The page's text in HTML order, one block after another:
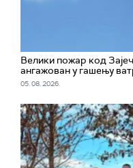
Велики пожар код
ангажован у гашењу
05. 08. 2026.